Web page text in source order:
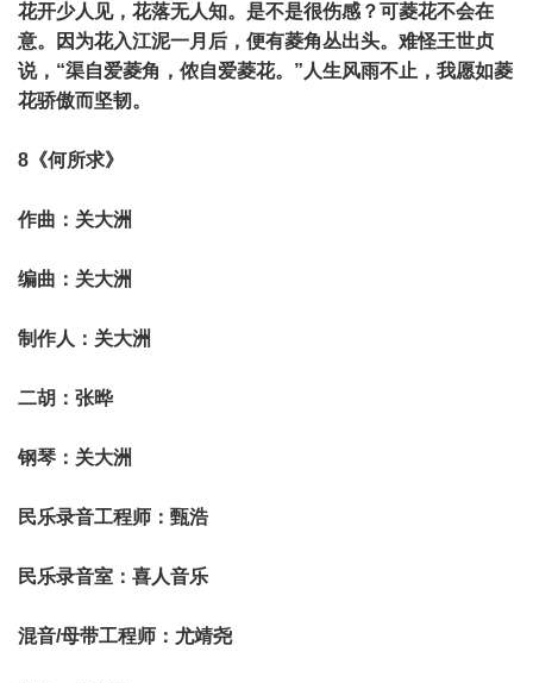
花开少人见，花落无人知。是不是很伤感？可菱花不会在
意。因为花入江泥一月后，便有菱角丛出头。难怪王世贞
说，“渠自爱菱角，侬自爱菱花。”人生风雨不止，我愿如菱
花骄傲而坚韧。
8《何所求》
作曲：关大洲
编曲：关大洲
制作人：关大洲
二胡：张晔
钢琴：关大洲
民乐录音工程师：甄浩
民乐录音室：喜人音乐
混音/母带工程师：尤靖尧